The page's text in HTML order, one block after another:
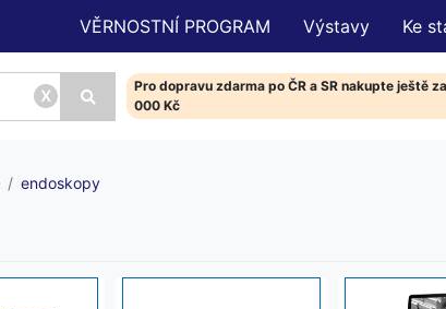
VĚRNOSTNÍ PROGRAM Výstavy Ke
x
Pro dopravu zdarma po ČR a SR nakupte ještě
000 Kč
endoskopy